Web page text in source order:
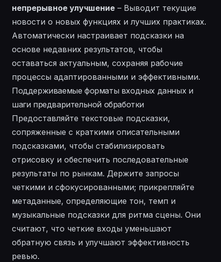
непрерывное улучшение – Выводит текущие
новости о новых функциях и лучших практиках.
Автоматически настраивает подсказки на
основе недавних результатов, чтобы
оставаться актуальным, сохраняя рабочие
процессы адаптированными и эффективными.
Поддерживаемые форматы входных данных и
шаги предварительной обработки
Предоставляйте текстовые подсказки,
сопряженные с краткими описательными
подсказками, чтобы стабилизировать
отрисовку и обеспечить последовательные
результаты по рынкам. Держите запросы
четкими и сфокусированными; прикрепляйте
метаданные, определяющие тон, темп и
музыкальные подсказки для ритма сцены. Они
считают, что четкие входы уменьшают
обратную связь и улучшают эффективность
ревью.